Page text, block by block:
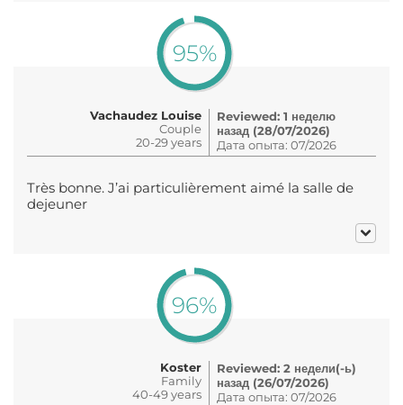
95%
Vachaudez Louise
Couple
20-29 years
Reviewed: 1 неделю
назад (28/07/2026)
Дата опыта: 07/2026
Très bonne. J’ai particulièrement aimé la salle de
dejeuner
96%
Koster
Family
40-49 years
Reviewed: 2 недели(-ь)
назад (26/07/2026)
Дата опыта: 07/2026